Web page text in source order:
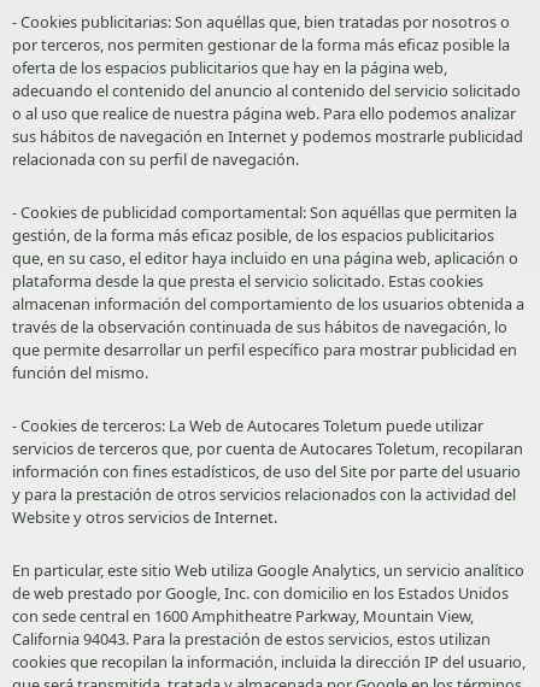
- Cookies publicitarias: Son aquéllas que, bien tratadas por nosotros o
por terceros, nos permiten gestionar de la forma más eficaz posible la
oferta de los espacios publicitarios que hay en la página web,
adecuando el contenido del anuncio al contenido del servicio solicitado
o al uso que realice de nuestra página web. Para ello podemos analizar
sus hábitos de navegación en Internet y podemos mostrarle publicidad
relacionada con su perfil de navegación.
- Cookies de publicidad comportamental: Son aquéllas que permiten la
gestión, de la forma más eficaz posible, de los espacios publicitarios
que, en su caso, el editor haya incluido en una página web, aplicación o
plataforma desde la que presta el servicio solicitado. Estas cookies
almacenan información del comportamiento de los usuarios obtenida a
través de la observación continuada de sus hábitos de navegación, lo
que permite desarrollar un perfil específico para mostrar publicidad en
función del mismo.
- Cookies de terceros: La Web de Autocares Toletum puede utilizar
servicios de terceros que, por cuenta de Autocares Toletum, recopilaran
información con fines estadísticos, de uso del Site por parte del usuario
y para la prestación de otros servicios relacionados con la actividad del
Website y otros servicios de Internet.
En particular, este sitio Web utiliza Google Analytics, un servicio analítico
de web prestado por Google, Inc. con domicilio en los Estados Unidos
con sede central en 1600 Amphitheatre Parkway, Mountain View,
California 94043. Para la prestación de estos servicios, estos utilizan
cookies que recopilan la información, incluida la dirección IP del usuario,